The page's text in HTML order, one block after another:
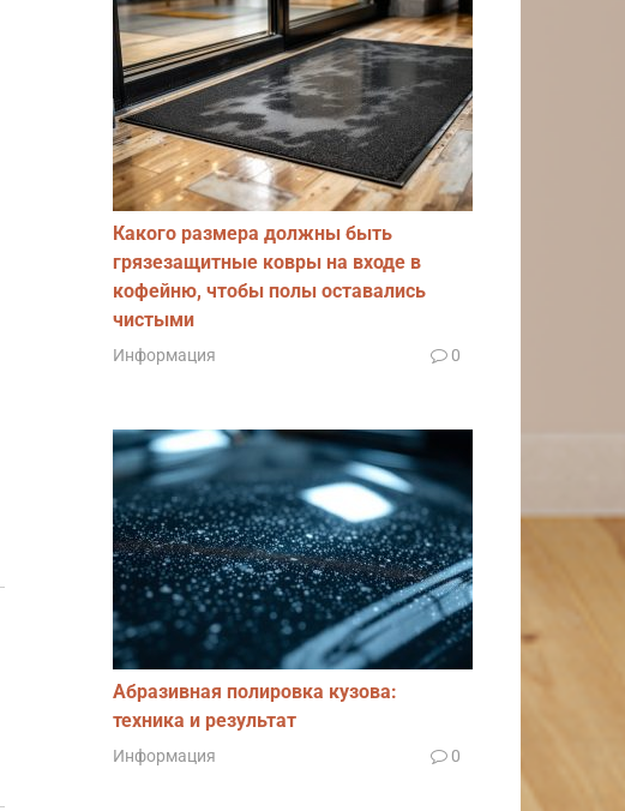
клавиши
Sigma20,
Sigma50,
Sigma01,
Twist или
9
150
клавиши
«Kappa20»,
«Kappa50».
14
210
Какого размера должны быть
грязезащитные ковры на входе в
кофейню, чтобы полы оставались
чистыми
Информация 0
Абразивная полировка кузова:
техника и результат
Информация 0